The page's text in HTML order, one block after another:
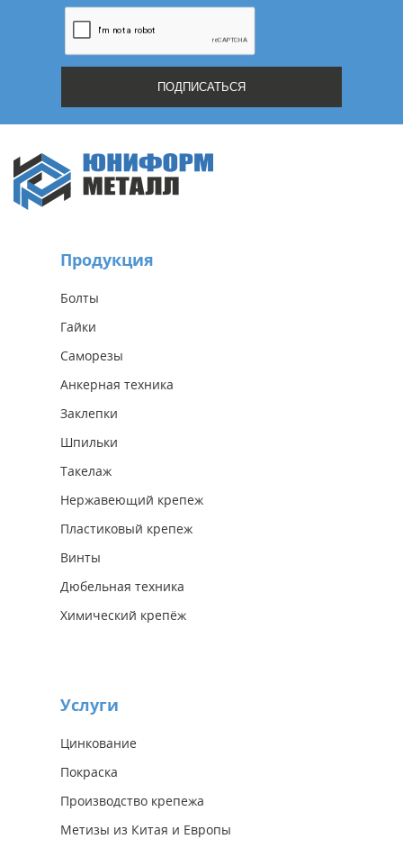
Продукция
Болты
Гайки
Саморезы
Анкерная техника
Заклепки
Шпильки
Такелаж
Нержавеющий крепеж
Пластиковый крепеж
Винты
Дюбельная техника
Химический крепёж
Услуги
Цинкование
Покраска
Производство крепежа
Метизы из Китая и Европы